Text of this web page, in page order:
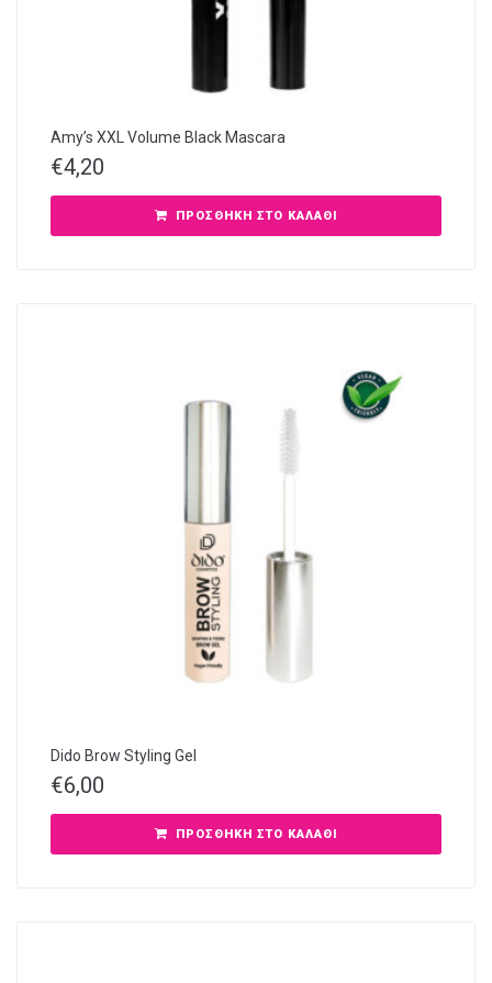
Amy’s XXL Volume Black Mascara
€4,20
ΠΡΟΣΘΉΚΗ ΣΤΟ ΚΑΛΆΘΙ
Dido Brow Styling Gel
€6,00
ΠΡΟΣΘΉΚΗ ΣΤΟ ΚΑΛΆΘΙ